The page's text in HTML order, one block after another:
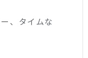
、タイムな